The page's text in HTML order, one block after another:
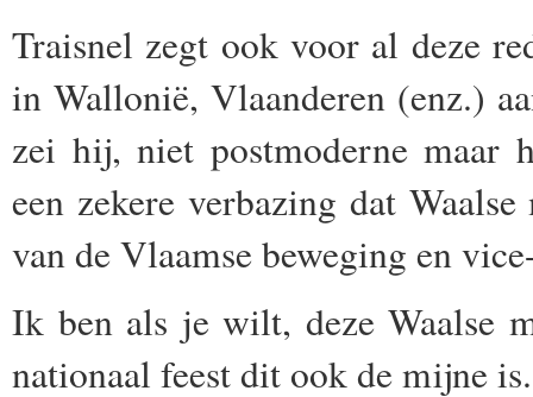
Traisnel zegt ook voor al deze
in Wallonië, Vlaanderen (enz.)
zei hij, niet postmoderne maar
een zekere verbazing dat
van de Vlaamse beweging en
Ik ben als je wilt, deze Waalse
nationaal feest dit ook de mijne is.